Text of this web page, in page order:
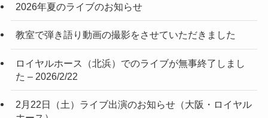
2026年夏のライブのお知らせ
教室で弾き語り動画の撮影をさせていただきました
ロイヤルホース（北浜）でのライブが無事終了しまし
た – 2026/2/22
2月22日（土）ライブ出演のお知らせ（大阪・ロイヤル